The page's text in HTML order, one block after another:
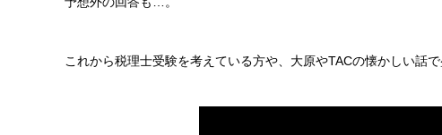
これから税理士受験を考えている方や、大原やTACの懐かしい話